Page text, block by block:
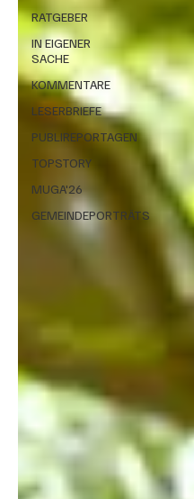
RATGEBER
IN EIGENER
SACHE
KOMMENTARE
LESERBRIEFE
PUBLIREPORTAGEN
TOPSTORY
MUGA'26
GEMEINDEPORTRÄTS